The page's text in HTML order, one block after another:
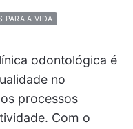
PARA A VIDA
odontológica é
no
processos
Com o